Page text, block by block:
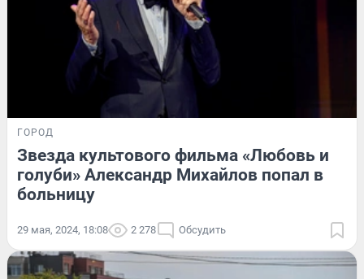
ГОРОД
Звезда культового фильма «Любовь и
голуби» Александр Михайлов попал в
больницу
29 мая, 2024, 18:08 2 278 Обсудить